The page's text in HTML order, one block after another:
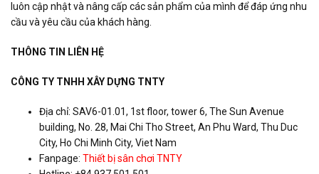
luôn cập nhật và nâng cấp các sản phẩm của mình để đáp ứng nhu
cầu và yêu cầu của khách hàng.
THÔNG TIN LIÊN HỆ
CÔNG TY TNHH XÂY DỰNG TNTY
Địa chỉ: SAV6-01.01, 1st floor, tower 6, The Sun Avenue
building, No. 28, Mai Chi Tho Street, An Phu Ward, Thu Duc
City, Ho Chi Minh City, Viet Nam
Fanpage: Thiết bị sân chơi TNTY